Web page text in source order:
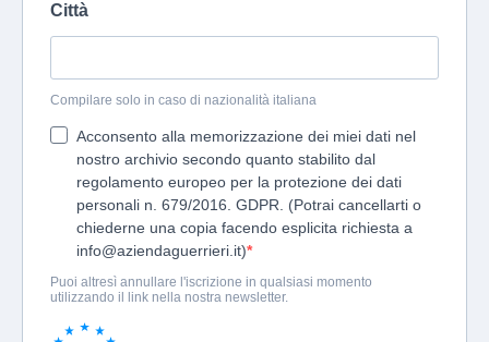
Città
Compilare solo in caso di nazionalità italiana
Acconsento alla memorizzazione dei miei dati nel
nostro archivio secondo quanto stabilito dal
regolamento europeo per la protezione dei dati
personali n. 679/2016. GDPR. (Potrai cancellarti o
chiederne una copia facendo esplicita richiesta a
info@aziendaguerrieri.it)
Puoi altresì annullare l'iscrizione in qualsiasi momento
utilizzando il link nella nostra newsletter.